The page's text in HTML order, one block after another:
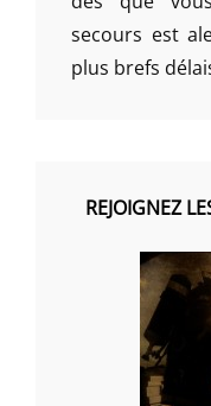
secours est
plus brefs
REJOIGNEZ